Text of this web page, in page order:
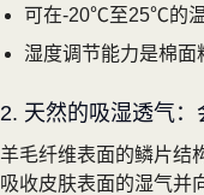
可在-20℃至25℃的
湿度调节能力是棉面
2. 天然的吸湿透气
羊毛纤维表面的鳞片结
吸收皮肤表面的湿气并